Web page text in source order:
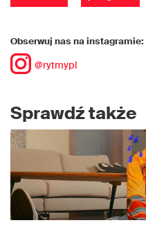
Obserwuj nas na instagramie:
@rytmypl
Sprawdź także